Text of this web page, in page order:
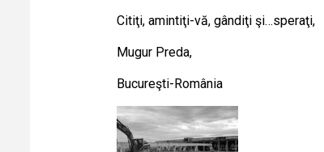
Citiţi, amintiţi-vă, gândiţi şi…speraţi,
Mugur Preda,
Bucureşti-România